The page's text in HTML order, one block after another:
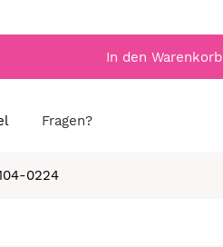
In den Warenkorb
Fragen?
0224